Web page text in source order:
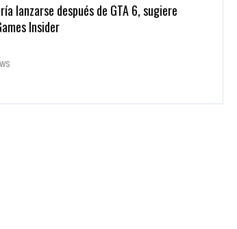
lanzarse después de GTA 6, sugiere
Insider
los primeros detalles de Resident Evil